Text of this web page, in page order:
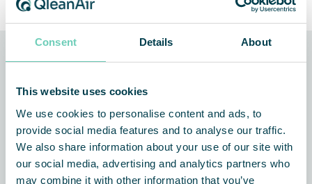
Consent Details About
This website uses cookies
We use cookies to personalise content and ads, to
provide social media features and to analyse our traffic.
We also share information about your use of our site with
our social media, advertising and analytics partners who
may combine it with other information that you’ve
Verwandte Nachrichten und
ARTIKEL ALLGEMEINES